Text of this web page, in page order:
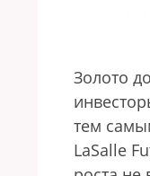
Золото
тем
LaSalle